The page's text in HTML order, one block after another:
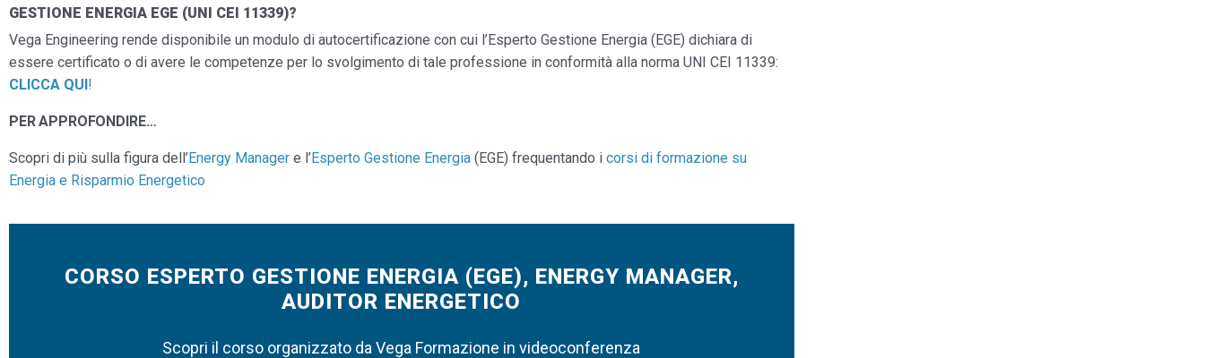
GESTIONE ENERGIA EGE (UNI CEI 11339)?
Vega Engineering rende disponibile un modulo di autocertificazione con cui l’Esperto Gestione Energia (EGE) dichiara di
essere certificato o di avere le competenze per lo svolgimento di tale professione in conformità alla norma UNI CEI 11339:
CLICCA QUI!
PER APPROFONDIRE…
Scopri di più sulla figura dell’Energy Manager e l’Esperto Gestione Energia (EGE) frequentando i corsi di formazione su
Energia e Risparmio Energetico
CORSO ESPERTO GESTIONE ENERGIA (EGE), ENERGY MANAGER,
AUDITOR ENERGETICO
Scopri il corso organizzato da Vega Formazione in videoconferenza